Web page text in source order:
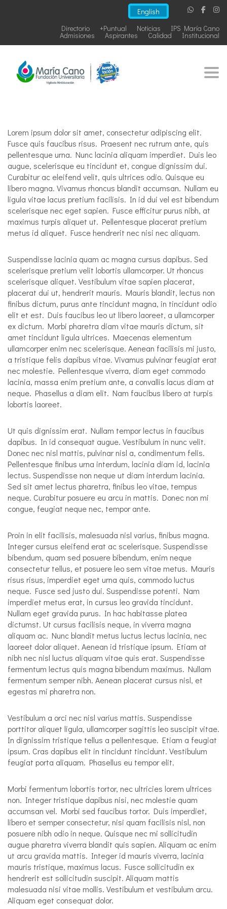
English
IPS María Cano
Noticias
+Puntual
Directorio
Institucional
Calidad
Aspirantes
Admisiones
Lorem ipsum dolor sit amet, consectetur adipiscing elit.
Fusce quis faucibus risus. Praesent nec rutrum ante, quis
pellentesque urna. Nunc lacinia aliquam imperdiet. Duis leo
augue, scelerisque eu tincidunt et, congue dignissim dui.
Curabitur ac eleifend velit, quis ultrices odio. Quisque eu
libero magna. Vivamus rhoncus blandit accumsan. Nullam eu
ligula vitae lacus pretium facilisis. In id dui vel est bibendum
scelerisque nec eget sapien. Fusce efficitur purus nibh, at
maximus turpis aliquet ut. Pellentesque placerat pretium
metus id aliquet. Fusce hendrerit nec nisi nec aliquam.
Suspendisse lacinia quam ac magna cursus dapibus. Sed
scelerisque pretium velit lobortis ullamcorper. Ut rhoncus
scelerisque aliquet. Vestibulum vitae sapien placerat,
placerat dui ut, hendrerit mauris. Mauris blandit, lectus non
finibus dictum, purus ante tincidunt magna, in tincidunt odio
elit et est. Duis faucibus leo ut libero laoreet, a ullamcorper
ex dictum. Morbi pharetra diam vitae mauris dictum, sit
amet tincidunt ligula ultrices. Maecenas elementum
ullamcorper enim nec scelerisque. Aenean facilisis mi justo,
a tristique felis dapibus vitae. Vivamus pulvinar feugiat erat
nec molestie. Pellentesque viverra, diam eget commodo
lacinia, massa enim pretium ante, a convallis lacus diam at
neque. Phasellus a diam elit. Nam faucibus libero at turpis
lobortis laoreet.
Ut quis dignissim erat. Nullam tempor lectus in faucibus
dapibus. In id consequat augue. Vestibulum in nunc velit.
Donec nec nisl mattis, pulvinar nisl a, condimentum felis.
Pellentesque finibus urna interdum, lacinia diam id, lacinia
lectus. Suspendisse non neque ut diam interdum lacinia.
Sed sit amet lectus pharetra, finibus leo vitae, tempus
neque. Curabitur posuere eu arcu in mattis. Donec non mi
congue, feugiat neque nec, tempor ante.
Proin in elit facilisis, malesuada nisl varius, finibus magna.
Integer cursus eleifend erat ac scelerisque. Suspendisse
bibendum, quam sed posuere bibendum, enim neque
consectetur tellus, et posuere leo sem vitae metus. Mauris
risus risus, imperdiet eget urna quis, commodo luctus
neque. Fusce sed justo dui. Suspendisse potenti. Nam
imperdiet metus erat, in cursus leo gravida tincidunt.
Nullam eget gravida purus. In hac habitasse platea
dictumst. Ut cursus facilisis neque, in viverra magna
aliquam ac. Nunc blandit metus luctus lectus lacinia, nec
laoreet dolor aliquet. Aenean id tristique ipsum. Etiam at
nibh nec nisl luctus aliquam vitae quis erat. Suspendisse
fermentum lectus quis magna bibendum maximus. Nullam
fermentum semper nibh. Aenean placerat cursus nisl, et
egestas mi pharetra non.
Vestibulum a orci nec nisl varius mattis. Suspendisse
porttitor aliquet ligula, ullamcorper sagittis leo suscipit vitae.
In dignissim tristique tellus a pellentesque. Etiam a feugiat
ipsum. Cras dapibus elit in tincidunt tincidunt. Vestibulum
feugiat porta aliquam. Phasellus eu tempor elit.
Morbi fermentum lobortis tortor, nec ultricies lorem ultrices
non. Integer tristique dapibus nisi, nec molestie quam
accumsan vel. Morbi sed faucibus tortor. Duis imperdiet,
libero et semper consectetur, nisi quam facilisis nisl, non
posuere nibh odio in neque. Quisque nec mi sollicitudin
augue pharetra viverra blandit quis sapien. Aliquam ac enim
ut arcu gravida mattis. Integer id mauris viverra, lacinia
mauris tristique, maximus lacus. Fusce sollicitudin ex
hendrerit est sollicitudin suscipit. Aliquam mattis
malesuada nisi vitae mollis. Vestibulum et vestibulum arcu.
Aliquam eget consequat dolor.